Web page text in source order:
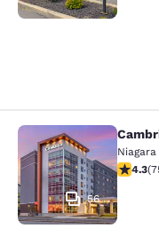
Cambria
56
4.3(